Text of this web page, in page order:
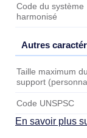
Code du système
harmonisé
Autres
Autres
Taille maximum du
support
Code UNSPSC
En savoir plus